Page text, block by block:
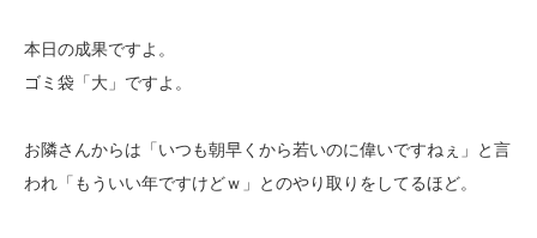
本日の成果ですよ。
ゴミ袋「大」ですよ。
お隣さんからは「いつも朝早くから若いのに偉いですねぇ」と言
われ「もういい年ですけどｗ」とのやり取りをしてるほど。